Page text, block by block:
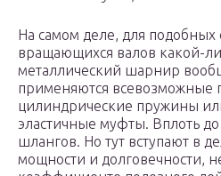
На самом деле, для подобных
вращающихся валов какой-
металлический шарнир
применяются всевозможные
цилиндрические пружины
эластичные муфты. Вплоть
шлангов. Но тут вступают в
мощности и долговечности,